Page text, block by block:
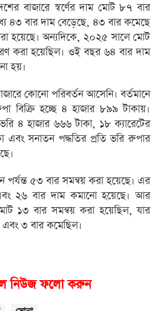
বাজারে স্বর্ণের দাম মোট ৮৭ বার
৪৩ বার দাম বেড়েছে, ৪৩ বার কমেছে
হয়েছে। অন্যদিকে, ২০২৫ সালে মোট
করা হয়েছিল। ওই বছর ৬৪ বার দাম
হয়।
কোনো পরিবর্তন আসেনি। বর্তমানে
বিক্রি হচ্ছে ৪ হাজার ৮৯৯ টাকায়।
৪ হাজার ৬৬৬ টাকা, ১৮ ক্যারেটের
এবং সনাতন পদ্ধতির প্রতি ভরি রুপার
৫৩ বার সমন্বয় করা হয়েছে। এর
২৬ বার দাম কমানো হয়েছে। আর
১৩ বার সমন্বয় করা হয়েছিল, যার
৩ বার কমেছিল।
নিউজ ফলো করুন